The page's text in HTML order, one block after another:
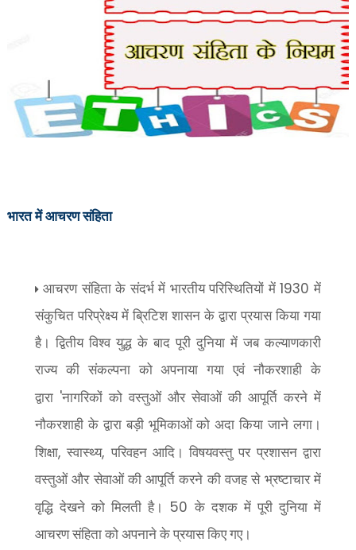
भारत में आचरण संहिता
आचरण संहिता के संदर्भ में भारतीय परिस्थितियों में1930 में
संकुचित परिप्रेक्ष्य में ब्रिटिश शासन के द्वारा प्रयास किया गया
है। द्वितीय विश्व युद्ध के बाद पूरी दुनिया में जब कल्याणकारी
राज्य की संकल्पना को अपनाया गया एवं नौकरशाही के
द्वारा 'नागरिकों को वस्तुओं और सेवाओं की आपूर्ति करने में
नौकरशाही के द्वारा बड़ी भूमिकाओं को अदा किया जाने लगा।
शिक्षा,स्वास्थ्य, परिवहन आदि। विषयवस्तु पर प्रशासन द्वारा
वस्तुओं और सेवाओं की आपूर्ति करने की वजह से भ्रष्टाचार में
वृद्धि देखने को मिलती है। 50 के दशक में पूरी दुनिया में
आचरण संहिता को अपनाने के प्रयास किए गए।